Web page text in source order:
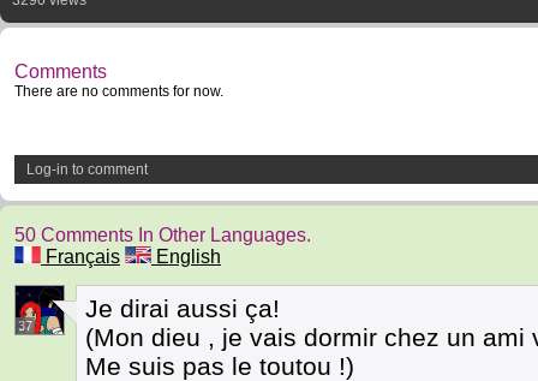
Comments
There are no comments for now.
Log-in to comment
50 Comments In Other Languages.
Français
English
37
Je dirai aussi ça!
(Mon dieu , je vais dormir chez un ami
Me suis pas le toutou !)